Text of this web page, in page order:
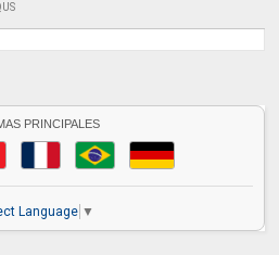
PRINCIPALES
Language ▼